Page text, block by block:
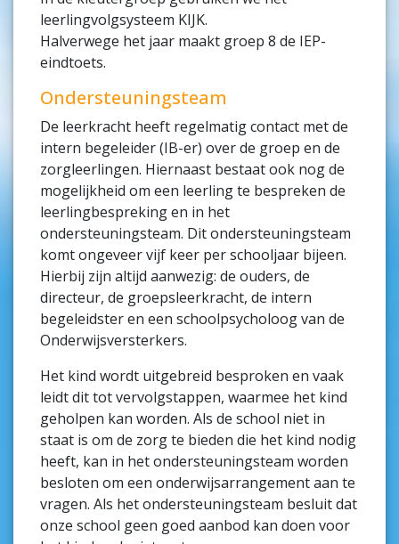
leerlingvolgsysteem KIJK.
Halverwege het jaar maakt groep 8 de IEP-
eindtoets.
Ondersteuningsteam
De leerkracht heeft regelmatig contact met de
intern begeleider (IB-er) over de groep en de
zorgleerlingen. Hiernaast bestaat ook nog de
mogelijkheid om een leerling te bespreken de
leerlingbespreking en in het
ondersteuningsteam. Dit ondersteuningsteam
komt ongeveer vijf keer per schooljaar bijeen.
Hierbij zijn altijd aanwezig: de ouders, de
directeur, de groepsleerkracht, de intern
begeleidster en een schoolpsycholoog van de
Onderwijsversterkers.
Het kind wordt uitgebreid besproken en vaak
leidt dit tot vervolgstappen, waarmee het kind
geholpen kan worden. Als de school niet in
staat is om de zorg te bieden die het kind nodig
heeft, kan in het ondersteuningsteam worden
besloten om een onderwijsarrangement aan te
vragen. Als het ondersteuningsteam besluit dat
onze school geen goed aanbod kan doen voor